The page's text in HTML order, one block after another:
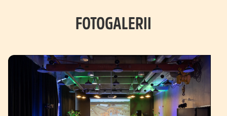
FOTOGALERII